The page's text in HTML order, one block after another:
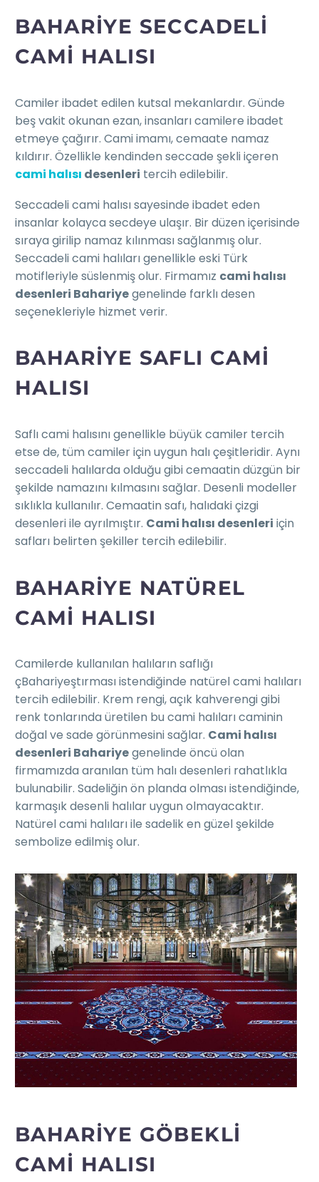
BAHARIYE SECCADELI
CAMI HALISI
Camiler ibadet edilen kutsal mekanlardır. Günde
beş vakit okunan ezan, insanları camilere ibadet
etmeye çağırır. Cami imamı, cemaate namaz
kıldırır. Özellikle kendinden seccade şekli içeren
cami halısı desenleri tercih edilebilir.
Seccadeli cami halısı sayesinde ibadet eden
insanlar kolayca secdeye ulaşır. Bir düzen içerisinde
sıraya girilip namaz kılınması sağlanmış olur.
Seccadeli cami halıları genellikle eski Türk
motifleriyle süslenmiş olur. Firmamız cami halısı
desenleri Bahariyegenelinde farklı desen
seçenekleriyle hizmet verir.
BAHARIYE SAFLI CAMI
HALISI
Saflı cami halısını genellikle büyük camiler tercih
etse de, tüm camiler için uygun halı çeşitleridir. Aynı
seccadeli halılarda olduğu gibi cemaatin düzgün bir
şekilde namazını kılmasını sağlar. Desenli modeller
sıklıkla kullanılır. Cemaatin safı, halıdaki çizgi
desenleri ile ayrılmıştır. Cami halısı desenleri için
safları belirten şekiller tercih edilebilir.
BAHARIYE NATÜREL
CAMI HALISI
Camilerde kullanılan halıların saflığı
çBahariyeştırması istendiğinde natürel cami halıları
tercih edilebilir. Krem rengi, açık kahverengi gibi
renk tonlarında üretilen bu cami halıları caminin
doğal ve sade görünmesini sağlar. Cami halısı
desenleri Bahariyegenelinde öncü olan
firmamızda aranılan tüm halı desenleri rahatlıkla
bulunabilir. Sadeliğin ön planda olması istendiğinde,
karmaşık desenli halılar uygun olmayacaktır.
Natürel cami halıları ile sadelik en güzel şekilde
sembolize edilmiş olur.
BAHARIYE GÖBEKLI
CAMI HALISI